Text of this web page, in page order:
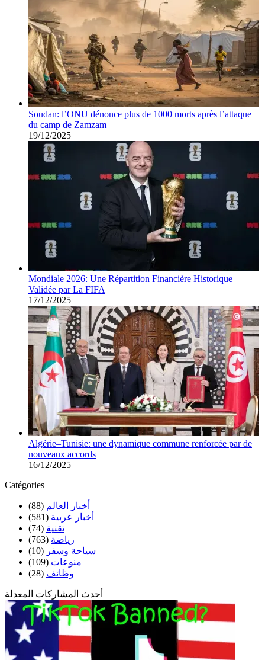
Soudan: l’ONU dénonce plus de 1000 morts après l’attaque
du camp de Zamzam
19/12/2025
Mondiale 2026: Une Répartition Financière Historique
Validée par La FIFA
17/12/2025
Algérie–Tunisie: une dynamique commune renforcée par de
nouveaux accords
16/12/2025
Catégories
أخبار العالم (88)
أخبار عربية (581)
تقنية (74)
رياضة (763)
سياحة وسفر (10)
منوعات (109)
وظائف (28)
أحدث المشاركات المعدلة